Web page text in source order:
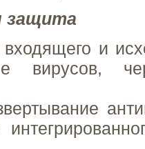
защита
входящего и
вирусов,